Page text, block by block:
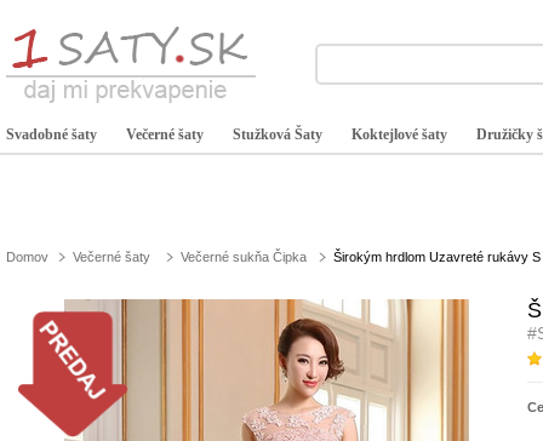
Svadobné šaty Večerné šaty Stužková Šaty Koktejlové šaty Družičky
Domov Večerné šaty Večerné sukňa Čipka Širokým hrdlom Uzavreté rukávy